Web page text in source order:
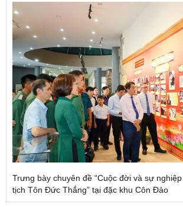
Trưng bày chuyên đề “Cuộc đời và sự
tịch Tôn Đức Thắng” tại đặc khu Côn Đảo